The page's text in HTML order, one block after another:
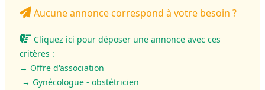
Aucune annonce correspond à votre besoin ?
Cliquez ici pour déposer une annonce avec ces
critères :
→ Offre d'association
→ Gynécologue - obstétricien